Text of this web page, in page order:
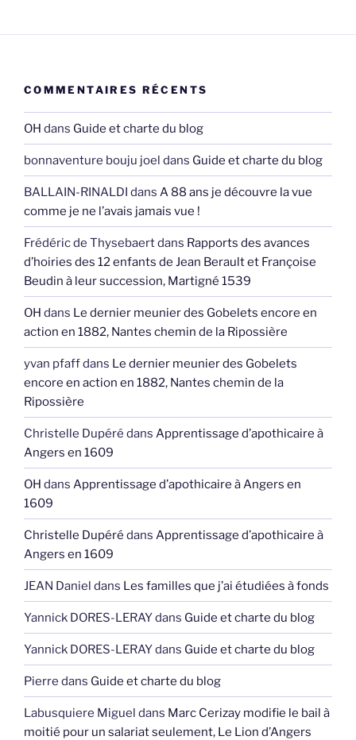
COMMENTAIRES RÉCENTS
OH dans Guide et charte du blog
bonnaventure bouju joel dans Guide et charte du blog
BALLAIN-RINALDI dans A 88 ans je découvre la vue
comme je ne l’avais jamais vue !
Frédéric de Thysebaertdans Rapports des avances
d’hoiries des 12 enfants de Jean Berault et Françoise
Beudin à leur succession, Martigné 1539
OH dans Le dernier meunier des Gobelets encore en
action en 1882, Nantes chemin de la Ripossière
yvan pfaffdans Le dernier meunier des Gobelets
encore en action en 1882, Nantes chemin de la
Ripossière
Christelle Dupéré dans Apprentissage d’apothicaire à
Angers en 1609
OH dans Apprentissage d’apothicaire à Angers en
1609
Christelle Dupéré dans Apprentissage d’apothicaire à
Angers en 1609
JEAN Daniel dans Les familles que j’ai étudiées à fonds
Yannick DORES-LERAYdans Guide et charte du blog
Yannick DORES-LERAYdans Guide et charte du blog
Pierre dans Guide et charte du blog
Labusquiere Miguel dans Marc Cerizay modifie le bail à
moitié pour un salariat seulement, Le Lion d’Angers